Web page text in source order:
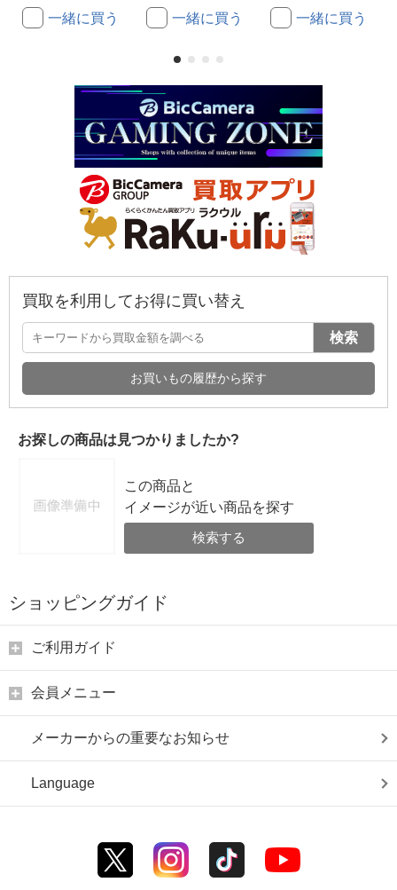
一緒に買う 一緒に買う 一緒に買う
買取を利用してお得に買い替え
検索
お買いもの履歴から探す
お探しの商品は見つかりましたか?
この商品と
イメージが近い商品を探す
検索する
ショッピングガイド
ご利用ガイド
会員メニュー
メーカーからの重要なお知らせ
Language